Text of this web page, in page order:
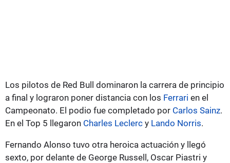
Los pilotos de Red Bull dominaron la carrera de principio
a final y lograron poner distancia con los Ferrari en el
Campeonato. El podio fue completado por Carlos Sainz.
En el Top 5 llegaron Charles Leclerc y Lando Norris.
Fernando Alonso tuvo otra heroica actuación y llegó
sexto, por delante de George Russell, Oscar Piastri y